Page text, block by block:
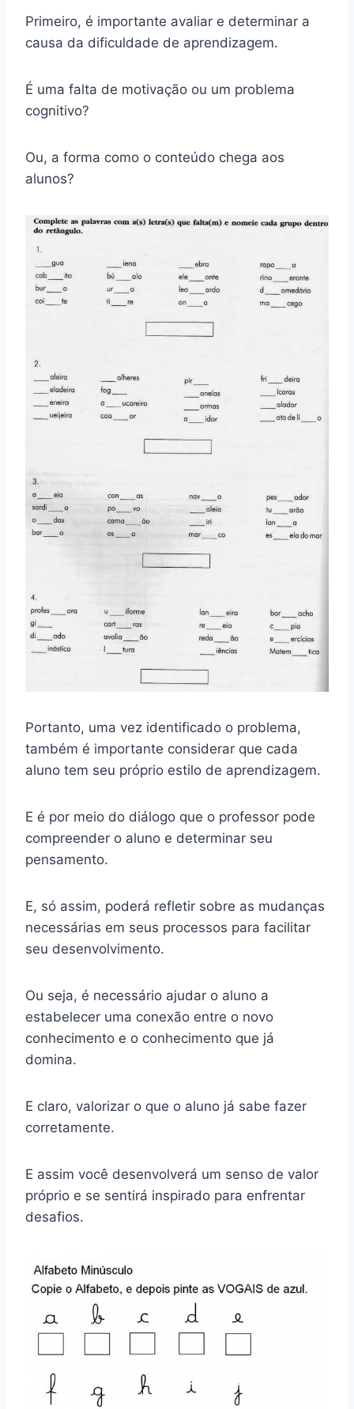
Primeiro, é importante avaliar e determinar a
causa da dificuldade de aprendizagem.
É uma falta de motivação ou um problema
cognitivo?
Ou, a forma como o conteúdo chega aos
alunos?
Portanto, uma vez identificado o problema,
também é importante considerar que cada
aluno tem seu próprio estilo de aprendizagem.
E é por meio do diálogo que o professor pode
compreender o aluno e determinar seu
pensamento.
E, só assim, poderá refletir sobre as mudanças
necessárias em seus processos para facilitar
seu desenvolvimento.
Ou seja, é necessário ajudar o aluno a
estabelecer uma conexão entre o novo
conhecimento e o conhecimento que já
domina.
E claro, valorizar o que o aluno já sabe fazer
corretamente.
E assim você desenvolverá um senso de valor
próprio e se sentirá inspirado para enfrentar
desafios.